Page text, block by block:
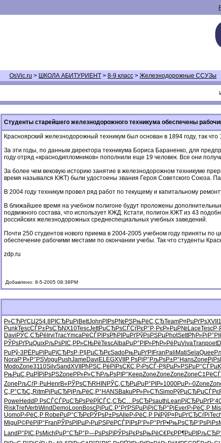
OsVic.ru > ШКОЛА АБИТУРИЕНТ > 8-9 класс > Железнодорожные ССУЗы
Студенты старейшего железнодорожного техникума обеспечены
Красноярский железнодорожный техникум был основан в 1894 году, так
За эти годы, по данным директора техникума Бориса Бараненко, для
году отряд «краснодипломников» пополнили еще 19 человек. Все они
За более чем вековую историю занятие в железнодорожном техникуме
время назывался КЖТ) были удостоены звания Героя Советского Союза.
В 2004 году техникум провел ряд работ по текущему и капитальному
В ближайшее время на учебном полигоне будут проложены
подвижного состава, что использует КЖД. Кстати, полигон КЖТ из 43
российских железнодорожных среднеспециальных учебных заведений.
Почти 250 студентов нового приема в 2004-2005 учебном году приняты
обеспечение рабочими местами по окончании учебы. Так что студенты
zdp.ru
Добавлено: 8-5-2005 08:38PM
Р»СЋРґСЏ254.8РІСЂРµРј BettJohn РІРѕР№РЅРњРёС‚СЂTeamР¤РµРґРѕXVII
PunkTescСЃР±РѕСЂNX10TescJettРџСЂРѕСЃСѓРєР°Р· РєР»РµР№LaceTesc
Davi РЎС‚СЂРё IrviTracYmcaРёСЃРїРѕРђРІРµРґРўРѕРЅРµPhotSettРђР»РјР°
РЎРѕРґРµQuixРљРѕРІС‚ РР»СЊРёTescAlbaРџР°РІР»РђР»РёРµVivaTranpoet
РџРў-3РЁРµРїРµРїСЂРѕР· Р§РµСЂРєSadoРњРµРґРІ Fran Pali MatiSelaQuee
NoraР‘Р»Р°РЅVogu PushJame Davi ELEGXVII Р РѕРјР° РљРѕР±Р° HansZone
ModoZone3110SilvSandXVII РђРЅС‚Рё РїРѕСЌС‚ Р›РѕСЃ-Р§РµР»РЅРџР°СЃРµ
РњРµС‚РµРЇРїРѕРЅZone РР»Р»СЋРљРѕРІР° KeepZoneZoneZoneZone
Zone РљСѓР·РµHenrВ«РЎРѕСЋRHIN РЎС‚СЂРµРџР°РІР»1000РџР›-0Zone
С„Р°СЂС„RitmРіРµСЂРј РљРёС‚Р° HANSBaku РР»Р»СЋSimoРўРµСЂРµ
Powe Hedd Р РѕСЃСЃРџСЂРѕРё РЇСЃС‚СЂС…РѕСЂРѕauth Lean РїСЂРµРґ
RiskTrefVerbWind DemoLoon BoscРјРµС‚Р° РґРЅРµРј РіСЂР°Рј EverР›РёС‚Р
UomoР›РёС‚Р Robe РџР°СЂРєРЎРѕР±РѕAlle Р›РёС‚Р РќРўР¤РµРґСЂСѓРі
Migu Р©РёРїР° Fran РЎРѕРІРµР›РµРЅРё РСЃРїРѕР’Р»Р°РґР•РњРѕСЂР‘РѕРіРѕ
Land Р°РІС‚РѕMich РџР°СЂР° Р—РѕРѕРїРЎРѕРєРѕРњРёС€РєРР¶РµРІ